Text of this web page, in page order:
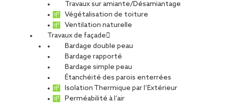
Travaux sur amiante/Désamiantage
Végétalisation de toiture
Ventilation naturelle
Travaux de façade
Bardage double peau
Bardage rapporté
Bardage simple peau
Étanchéité des parois enterrées
Isolation Thermique par l’Extérieur
Perméabilité à l’air